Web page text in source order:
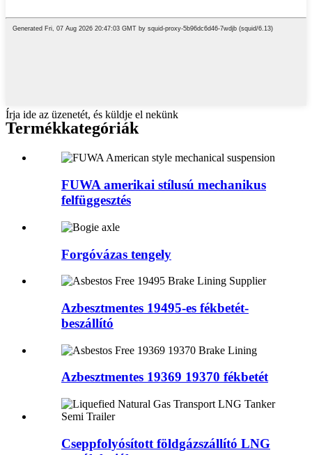
Írja ide az üzenetét, és küldje el nekünk
Termékkategóriák
FUWA amerikai stílusú mechanikus
felfüggesztés
Forgóvázas tengely
Azbesztmentes 19495-es fékbetét-
beszállító
Azbesztmentes 19369 19370 fékbetét
Cseppfolyósított földgázszállító LNG